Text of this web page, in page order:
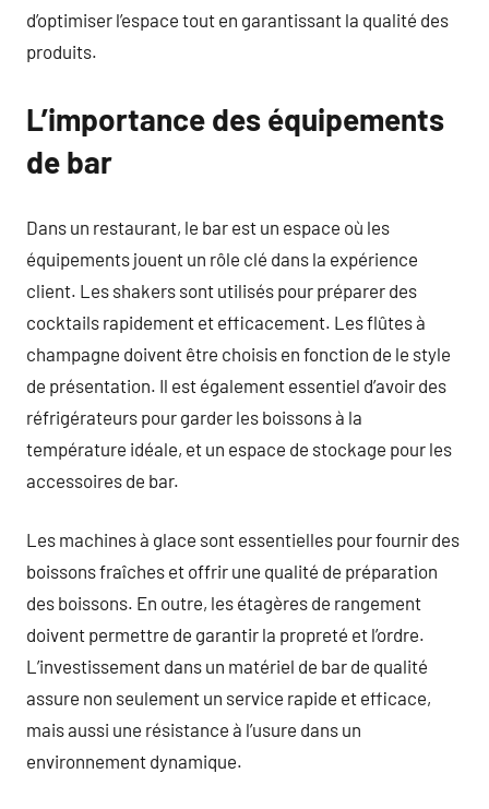
d’optimiser l’espace tout en garantissant la qualité des
produits.
L’importance des équipements
de bar
Dans un restaurant, le bar est un espace où les
équipements jouent un rôle clé dans la expérience
client. Les shakers sont utilisés pour préparer des
cocktails rapidement et efficacement. Les flûtes à
champagne doivent être choisis en fonction de le style
de présentation. Il est également essentiel d’avoir des
réfrigérateurs pour garder les boissons à la
température idéale, et un espace de stockage pour les
accessoires de bar.
Les machines à glace sont essentielles pour fournir des
boissons fraîches et offrir une qualité de préparation
des boissons. En outre, les étagères de rangement
doivent permettre de garantir la propreté et l’ordre.
L’investissement dans un matériel de bar de qualité
assure non seulement un service rapide et efficace,
mais aussi une résistance à l’usure dans un
environnement dynamique.